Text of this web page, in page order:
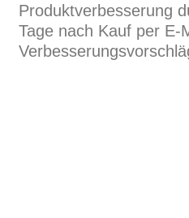
Produktverbesserung
Tage nach Kauf per E-